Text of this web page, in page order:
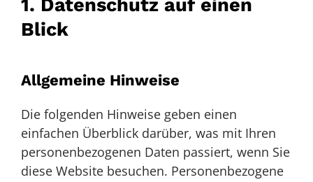
1. Datenschutz auf einen
Blick
Allgemeine Hinweise
Die folgenden Hinweise geben einen
einfachen Überblick darüber, was mit Ihren
personenbezogenen Daten passiert, wenn Sie
diese Website besuchen. Personenbezogene